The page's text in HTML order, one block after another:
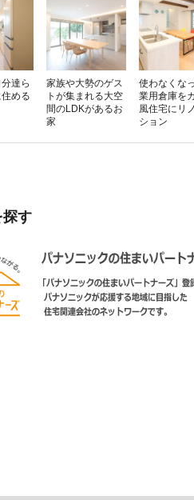
達ら
める
家族や大勢のゲス
トが集まれる大空
間のLDKがあるお
家
使わなくな
業用倉庫を
風住宅にリ
ション
す